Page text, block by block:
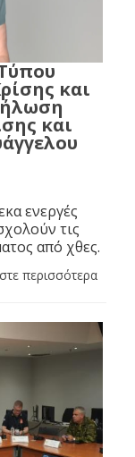
και
και
ενεργές
τις
από χθες.
περισσότερα